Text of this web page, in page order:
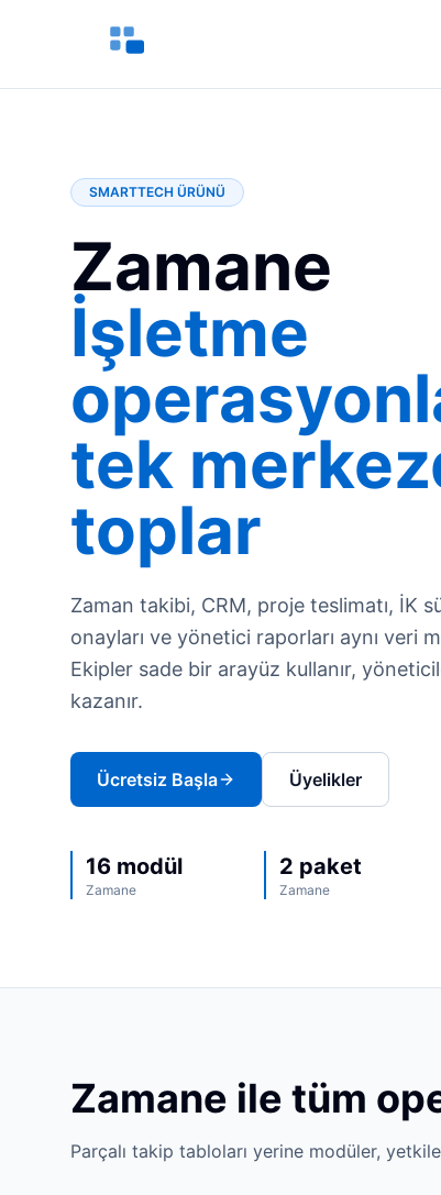
SMARTTECH ÜRÜNÜ
Zamane
İşletme
tek
toplar
Zaman takibi, CRM, proje teslimatı, İK
onayları ve yönetici raporları aynı veri
Ekipler sade bir arayüz kullanır,
kazanır.
Ücretsiz Başla Üyelikler
16 modül
Zamane
2 paket
Zamane
Zamane ile tüm
Parçalı takip tabloları yerine modüler,